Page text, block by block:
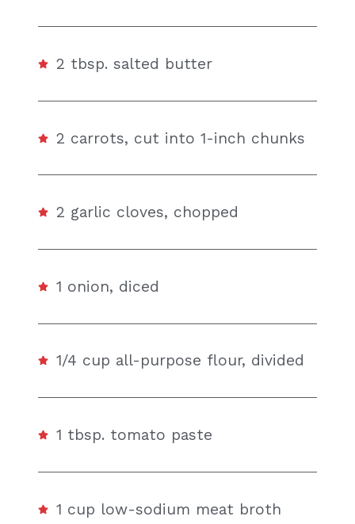
2 tbsp. salted butter
2 carrots, cut into 1-inch chunks
2 garlic cloves, chopped
1 onion, diced
1/4 cup all-purpose flour, divided
1 tbsp. tomato paste
1 cup low-sodium meat broth